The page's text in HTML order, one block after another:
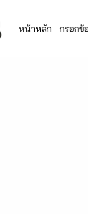
หน้าหลัก กรอกข้